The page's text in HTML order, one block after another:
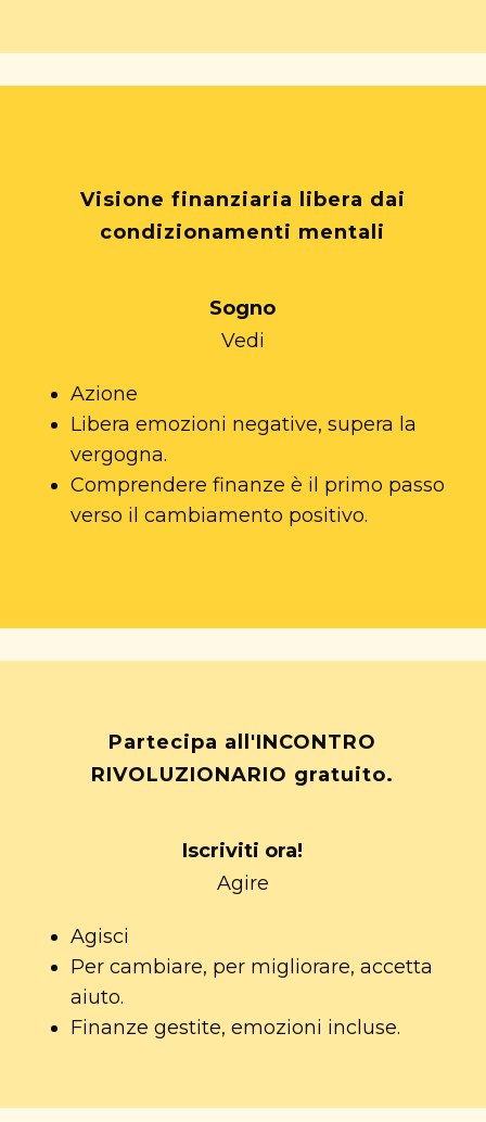
Visione finanziaria libera dai
condizionamenti mentali
Sogno
Vedi
Azione
Libera emozioni negative, supera la
vergogna.
Comprendere finanze è il primo passo
verso il cambiamento positivo.
Partecipa all'INCONTRO
RIVOLUZIONARIO gratuito.
Iscriviti ora!
Agire
Agisci
Per cambiare, per migliorare, accetta
aiuto.
Finanze gestite, emozioni incluse.